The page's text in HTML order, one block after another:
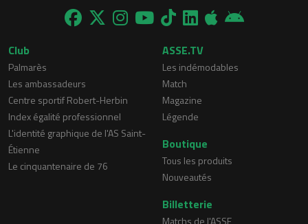
Club
Palmarès
Les ambassadeurs
Centre sportif Robert-Herbin
Index égalité professionnel
L'identité graphique de l'AS Saint-
Étienne
Le cinquantenaire de 76
ASSE.TV
Les indémodables
Match
Magazine
Légende
Boutique
Tous les produits
Nouveautés
Billetterie
Matchs de l'ASSE